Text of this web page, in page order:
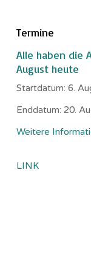
Termine
Alle haben die
August heute
Startdatum: 6.
Enddatum: 20.
Weitere
LINK